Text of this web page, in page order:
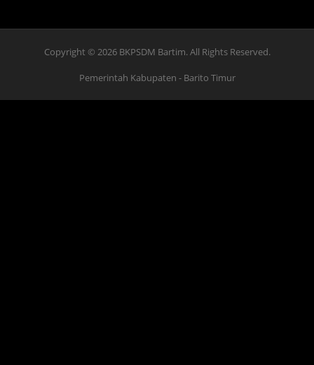
Copyright © 2026 BKPSDM Bartim. All Rights Reserved.
Pemerintah Kabupaten - Barito Timur